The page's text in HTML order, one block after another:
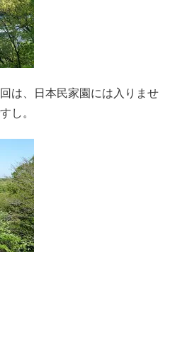
は、日本民家園には入りませ
し。